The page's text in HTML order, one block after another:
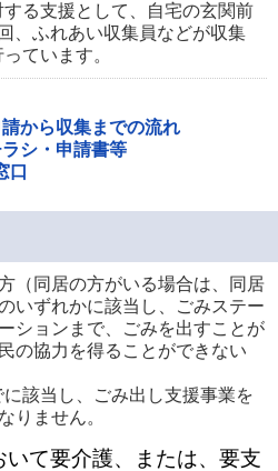
る支援として、自宅の玄関前
、ふれあい収集員などが収集
ています。
請から収集までの流れ
シ・申請書等
口
（同居の方がいる場合は、同居
いずれかに該当し、ごみステー
ションまで、ごみを出すことが
の協力を得ることができない
該当し、ごみ出し支援事業を
りません。
て要介護、または、要支